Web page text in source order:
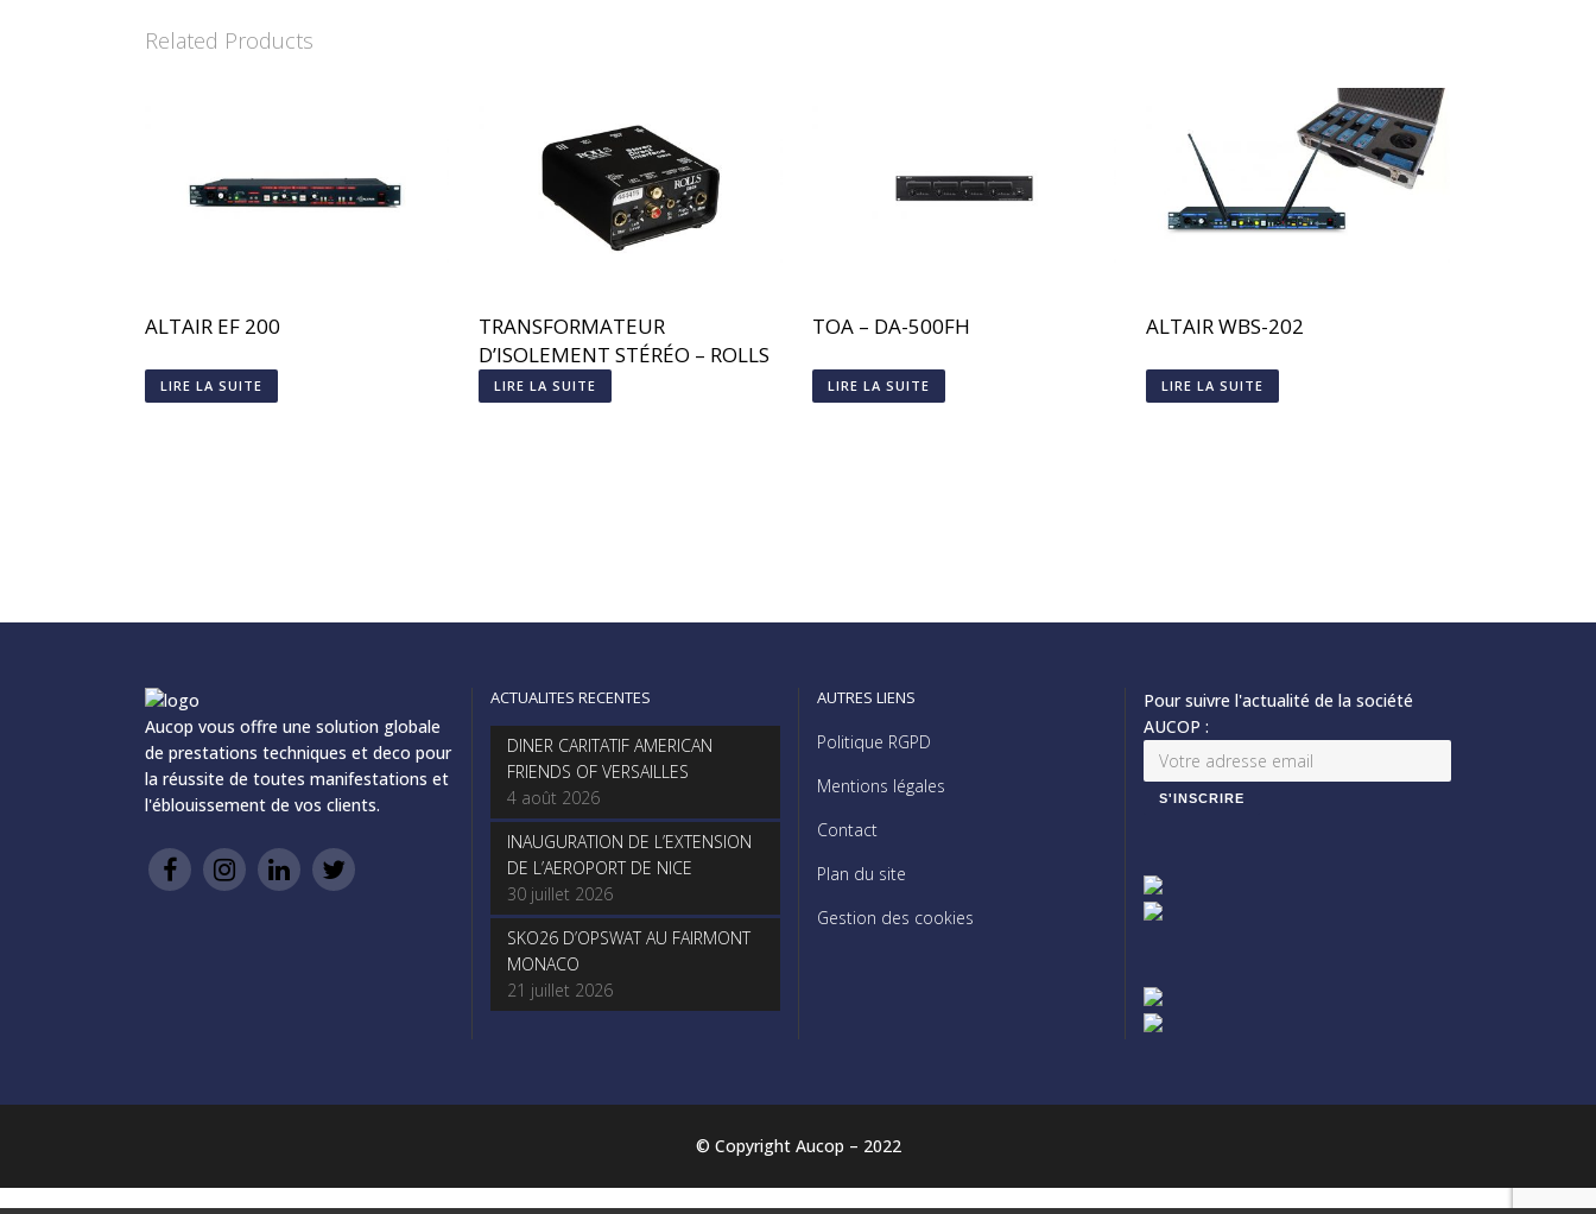
Related Products
ALTAIR EF 200
LIRE LA SUITE
TRANSFORMATEUR
D’ISOLEMENT STÉRÉO – ROLLS
DB24
LIRE LA SUITE
TOA – DA-500FH
LIRE LA SUITE
ALTAIR WBS-202
LIRE LA SUITE
Aucop vous offre une solution globale
de prestations techniques et deco pour
la réussite de toutes manifestations et
l'éblouissement de vos clients.
ACTUALITES RECENTES
DINER CARITATIF AMERICAN
FRIENDS OF VERSAILLES
4 août 2026
INAUGURATION DE L’EXTENSION
DE L’AEROPORT DE NICE
30 juillet 2026
SKO26 D’OPSWAT AU FAIRMONT
MONACO
21 juillet 2026
AUTRES LIENS
Politique RGPD
Mentions légales
Contact
Plan du site
Gestion des cookies
Pour suivre l'actualité de la société
AUCOP :
© Copyright Aucop – 2022